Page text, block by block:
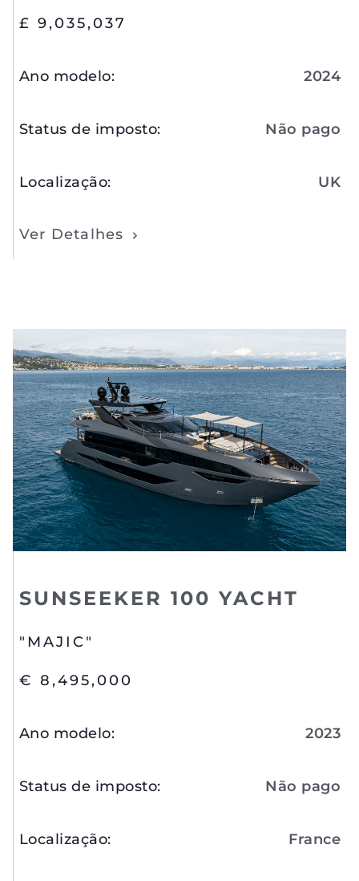
£ 9,035,037
Ano modelo: 2024
Status de imposto: Não pago
Localização: UK
Ver Detalhes
SUNSEEKER 100 YACHT
"MAJIC"
€ 8,495,000
Ano modelo: 2023
Status de imposto: Não pago
Localização: France